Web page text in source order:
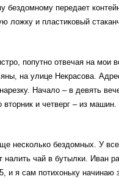
бездомному передает
ложку и пластиковый
попутно отвечая на мои
на улице Некрасова.
Начало – в девять
вторник и четверг – из
несколько бездомных. У
налить чай в бутылки. Иван
и я сам потихоньку начинаю